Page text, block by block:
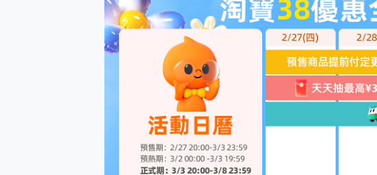
Locawhere AnyTo 寶可夢飛人 AnyTo 不
小體積 40000mAh 超大容量 一次充5個
97.3% 恢復率，資料救援就是這麼簡單
磁碟系統大風吹 有了 磁碟管理程式
全新 SONY Xperia 1 VI 開箱! 相機實測!
Xiaomi 14 Ultra 開箱 評測~ 有深度的
vivo TWS 3e 真無線藍牙耳機智慧降噪
MSI Claw 掌機專屬配件包 來囉 完美保
人像旗艦 vivo V30 系列 開箱 評測! 首搭
多個願望一次滿足 超強散熱 微星 MSI
一吸完美對位 擁有超強吸力與超好用的